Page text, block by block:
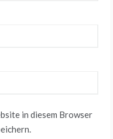
in diesem Browser